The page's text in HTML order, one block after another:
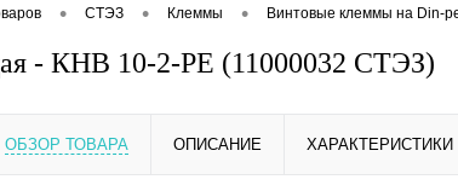
• СТЭЗ • Клеммы • Винтовые клеммы на Din-
- КНВ 10-2-PE (11000032 СТЭЗ)
ОБЗОР ТОВАРА ОПИСАНИЕ ХАРАКТЕРИСТИКИ